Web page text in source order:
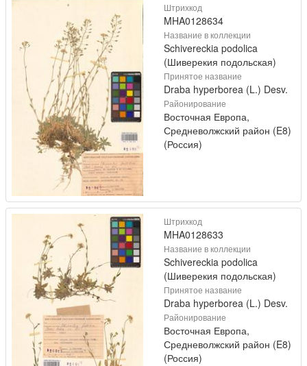
Штрихкод
MHA0128634
Название в коллекции
Schivereckia podolica
(Шиверекия подольская)
Принятое название
Draba hyperborea (L.) Desv.
Районирование
Восточная Европа,
Средневолжский район (E8)
(Россия)
Штрихкод
MHA0128633
Название в коллекции
Schivereckia podolica
(Шиверекия подольская)
Принятое название
Draba hyperborea (L.) Desv.
Районирование
Восточная Европа,
Средневолжский район (E8)
(Россия)